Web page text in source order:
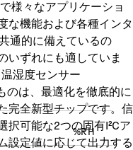
様々なアプリケーショ
な機能および各種インタ
通的に備えているの
いずれにも適していま
湿度センサー
のは、最適化を徹底的に
完全新型チップです。信
択可能な2つの固有I²Cア
設定値に応じて出力する
%RH